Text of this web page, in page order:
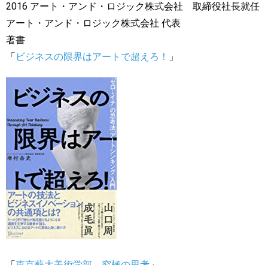
2016 アート・アンド・ロジック株式会社 取締役社長就任
アート・アンド・ロジック株式会社 代表
著書
「 ビジネスの限界はアートで超えろ！ 」